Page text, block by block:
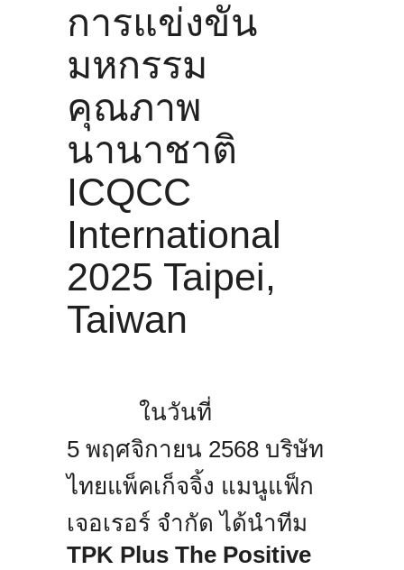
การแข่งขัน
มหกรรม
คุณภาพ
นานาชาติ
ICQCC
International
2025 Taipei,
Taiwan
ในวันที่
5 พฤศจิกายน 2568 บริษัท
ไทยแพ็คเก็จจิ้ง แมนูแฟ็ก
เจอเรอร์ จำกัด ได้นำทีม
TPK Plus The Positive